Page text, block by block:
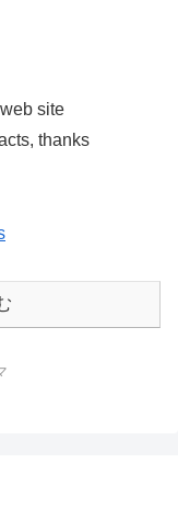
site
thanks